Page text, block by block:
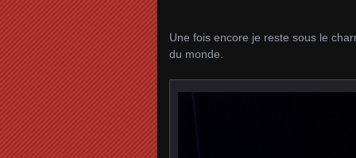
Une fois encore je reste sous le
du monde.